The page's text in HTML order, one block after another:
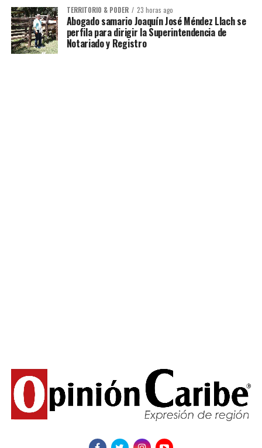
TERRITORIO & PODER 23 horas ago
Abogado samario Joaquín José Méndez Llach se
perfila para dirigir la Superintendencia de
Notariado y Registro